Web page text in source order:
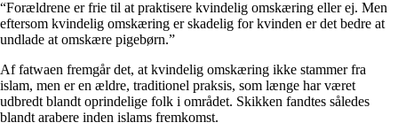
“Forældrene er frie til at praktisere kvindelig omskæring eller ej. Men
eftersom kvindelig omskæring er skadelig for kvinden er det bedre at
undlade at omskære pigebørn.”
Af fatwaen fremgår det, at kvindelig omskæring ikke stammer fra
islam, men er en ældre, traditionel praksis, som længe har været
udbredt blandt oprindelige folk i området. Skikken fandtes således
blandt arabere inden islams fremkomst.